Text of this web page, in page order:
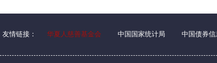
友情链接： 华夏人慈善基金会 中国国家统计局 中国债券信